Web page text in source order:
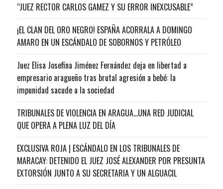
“JUEZ RECTOR CARLOS GAMEZ Y SU ERROR INEXCUSABLE”
¡EL CLAN DEL ORO NEGRO! ESPAÑA ACORRALA A DOMINGO
AMARO EN UN ESCÁNDALO DE SOBORNOS Y PETRÓLEO
Juez Elisa Josefina Jiménez Fernández deja en libertad a
empresario aragueño tras brutal agresión a bebé: la
impunidad sacude a la sociedad
TRIBUNALES DE VIOLENCIA EN ARAGUA…UNA RED JUDICIAL
QUE OPERA A PLENA LUZ DEL DÍA
EXCLUSIVA ROJA | ESCÁNDALO EN LOS TRIBUNALES DE
MARACAY: DETENIDO EL JUEZ JOSÉ ALEXANDER POR PRESUNTA
EXTORSIÓN JUNTO A SU SECRETARIA Y UN ALGUACIL